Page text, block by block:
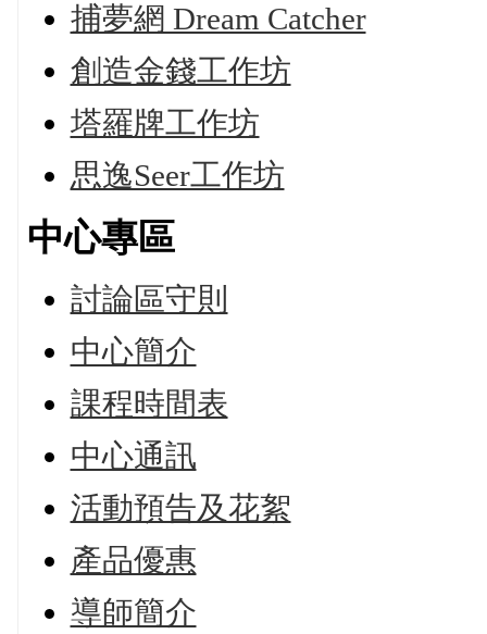
捕夢網 Dream Catcher
創造金錢工作坊
塔羅牌工作坊
思逸Seer工作坊
中心專區
討論區守則
中心簡介
課程時間表
中心通訊
活動預告及花絮
產品優惠
導師簡介